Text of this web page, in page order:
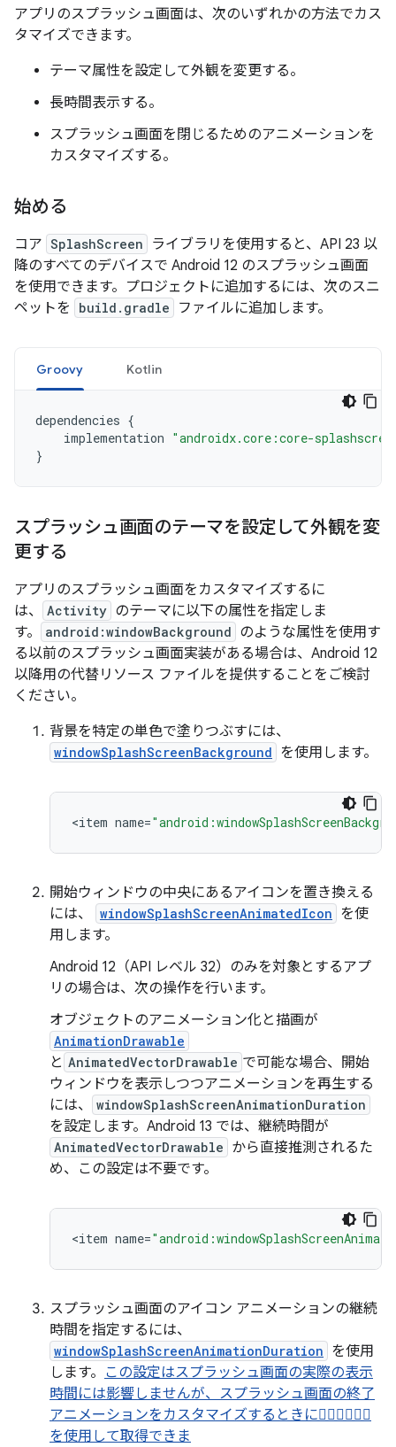
アプリのスプラッシュ画面は、次のいずれかの方法でカス
タマイズできます。
テーマ属性を設定して外観を変更する。
長時間表示する。
スプラッシュ画面を閉じるためのアニメーションを
カスタマイズする。
始める
コア SplashScreen
ライブラリを使用すると、API 23 以
降のすべてのデバイスで Android 12 のスプラッシュ画面
を使用できます。プロジェクトに追加するには、次のスニ
ペットを
build.gradle ファイルに追加します。
Groovy Kotlin
dependencies {
implementation "androidx.core:core-
}
スプラッシュ画面のテーマを設定して外観を変
更する
アプリのスプラッシュ画面をカスタマイズするに
は、
Activity のテーマに以下の属性を指定しま
す。
android:windowBackground のような属性を使用す
る以前のスプラッシュ画面実装がある場合は、Android 12
以降用の代替リソース ファイルを提供することをご検討
ください。
背景を特定の単色で塗りつぶすには、
windowSplashScreenBackground を使用します。
<item name=
開始ウィンドウの中央にあるアイコンを置き換える
には、
windowSplashScreenAnimatedIcon を使
用します。
Android 12（API レベル 32）のみを対象とするアプ
リの場合は、次の操作を行います。
オブジェクトのアニメーション化と描画が
AnimationDrawable
と AnimatedVectorDrawable で可能な場合、開始
ウィンドウを表示しつつアニメーションを再生する
には、
windowSplashScreenAnimationDuration
を設定します。Android 13 では、継続時間が
AnimatedVectorDrawable から直接推測されるた
め、この設定は不要です。
<item name=
スプラッシュ画面のアイコン アニメーションの継続
時間を指定するには、
windowSplashScreenAnimationDuration を使用
します。 この設定はスプラッシュ画面の実際の表示
時間には影響しませんが、スプラッシュ画面の終了
アニメーションをカスタマイズするときに
を使用して取得できま